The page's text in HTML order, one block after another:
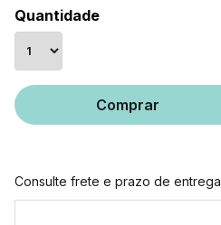
Quantidade
Comprar
Consulte frete e prazo de entrega